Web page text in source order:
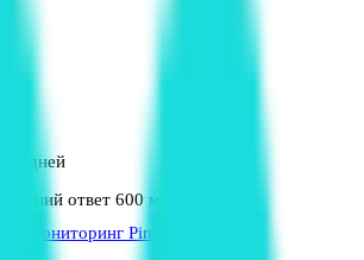
7 дней
средний ответ 600 мс
Мониторинг Pingdesk